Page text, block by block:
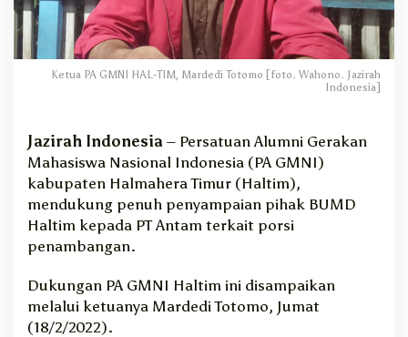
n
g
P
e
r
a
a
n
B
D
n
Ketua PA GMNI HAL-TIM, Mardedi Totomo [foto. Wahono. Jazirah
Indonesia]
Jazirah Indonesia – Persatuan Alumni Gerakan
Mahasiswa Nasional Indonesia (PA GMNI)
kabupaten Halmahera Timur (Haltim),
mendukung penuh penyampaian pihak BUMD
Haltim kepada PT Antam terkait porsi
penambangan.
Dukungan PA GMNI Haltim ini disampaikan
melalui ketuanya Mardedi Totomo, Jumat
(18/2/2022).